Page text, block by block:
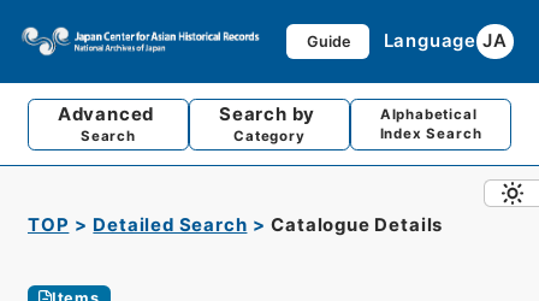
Guide Language JA
Advanced
Search
Search by
Category
Alphabetical
Index Search
TOP Detailed Search Catalogue Details